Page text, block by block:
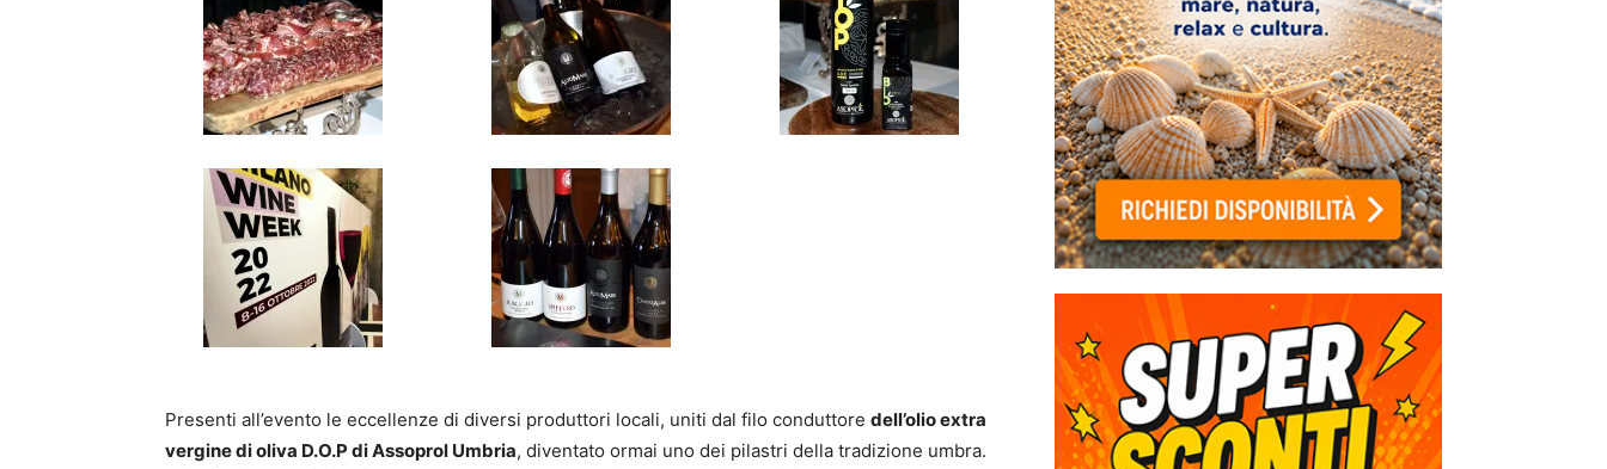
Presenti all’evento le eccellenze di diversi produttori locali, uniti dal filo conduttore dell’olio extra
vergine di oliva D.O.P di Assoprol Umbria, diventato ormai uno dei pilastri della tradizione umbra.